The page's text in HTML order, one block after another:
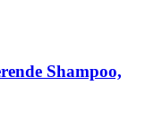
Shampoo,